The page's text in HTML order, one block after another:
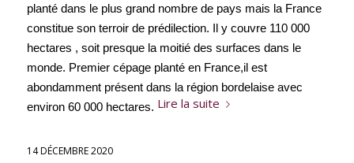
planté dans le plus grand nombre de pays mais la France
constitue son terroir de prédilection. Il y couvre 110 000
hectares , soit presque la moitié des surfaces dans le
monde. Premier cépage planté en France,il est
abondamment présent dans la région bordelaise avec
environ 60 000 hectares. Lire la suite
14 DÉCEMBRE 2020